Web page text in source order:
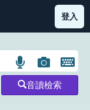
部首索引表圖示
登入
語
言
搜
圖
片
搜
開
鍵
音讀檢索